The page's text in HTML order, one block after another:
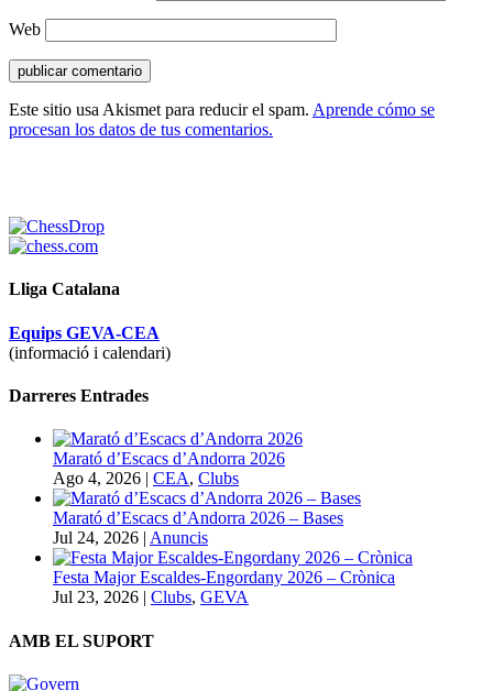
Web
Este sitio usa Akismet para reducir el spam. Aprende cómo se
procesan los datos de tus comentarios.
Lliga Catalana
Equips GEVA-CEA
(informació i calendari)
Darreres Entrades
Marató d’Escacs d’Andorra 2026
Ago 4, 2026 | CEA, Clubs
Marató d’Escacs d’Andorra 2026 – Bases
Jul 24, 2026 | Anuncis
Festa Major Escaldes-Engordany 2026 – Crònica
Jul 23, 2026 | Clubs, GEVA
AMB EL SUPORT